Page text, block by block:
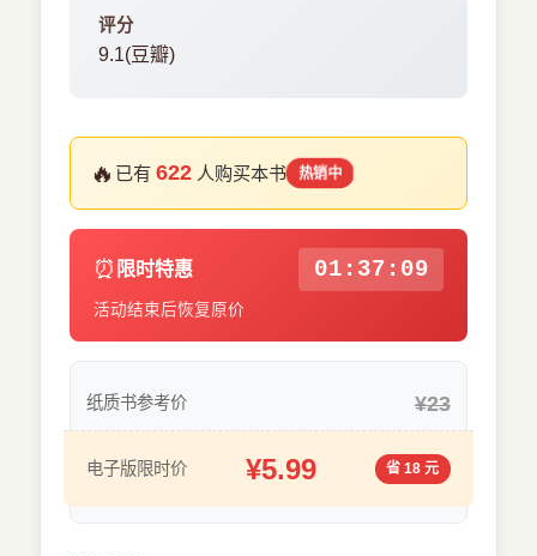
评分
9.1(豆瓣)
🔥 已有622 人购买本书 热销中
⏰ 限时特惠 01:37:08
活动结束后恢复原价
纸质书参考价 ¥23
电子版限时价 ¥5.99 省 18 元